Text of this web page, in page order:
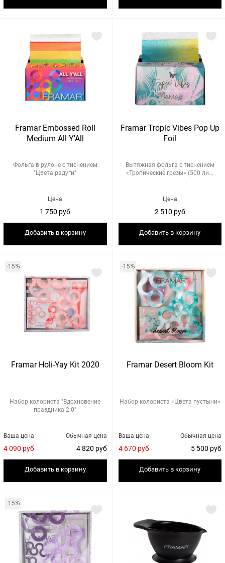
Framar Embossed Roll
Medium All Y'All
Фольга в рулоне с тиснением
"Цвета радуги"
Цена
1 750 руб
Добавить в корзину
Framar Tropic Vibes Pop Up
Foil
Вытяжная фольга с тиснением
«Тропические грезы» (500 ли...
Цена
2 510 руб
Добавить в корзину
-15%
Framar Holi-Yay Kit 2020
Набор колориста "Вдохновение
праздника 2.0"
Обычная цена
4 820 руб
Ваша цена
4 090 руб
Добавить в корзину
-15%
Framar Desert Bloom Kit
Набор колориста «Цвета пустыни»
Обычная цена
5 500 руб
Ваша цена
4 670 руб
Добавить в корзину
-15%